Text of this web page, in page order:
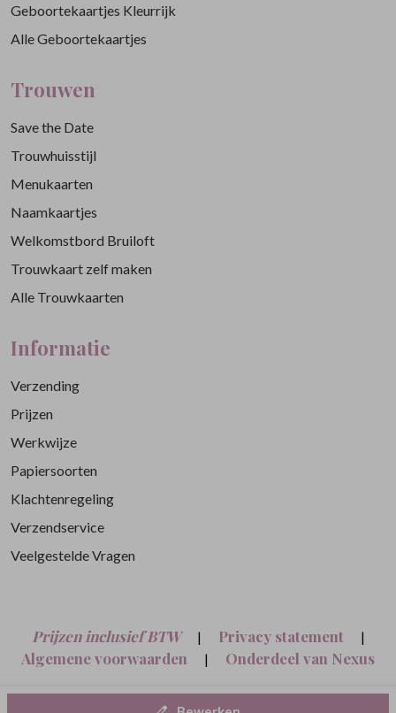
Geboortekaartjes Kleurrijk
Alle Geboortekaartjes
Trouwen
Save the Date
Trouwhuisstijl
Menukaarten
Naamkaartjes
Welkomstbord Bruiloft
Trouwkaart zelf maken
Alle Trouwkaarten
Informatie
Verzending
Prijzen
Werkwijze
Papiersoorten
Klachtenregeling
Verzendservice
Veelgestelde Vragen
Prijzen inclusief BTW | Privacy statement |
Algemene voorwaarden |
Onderdeel van Nexus
Nine B.V.